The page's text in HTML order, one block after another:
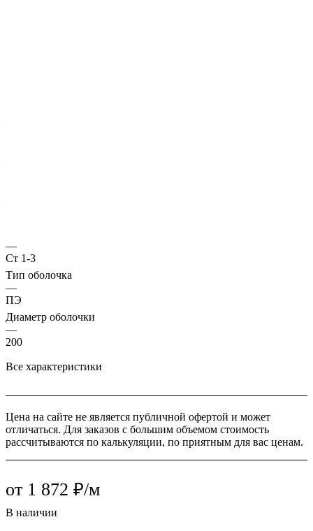
—
Ст 1-3
Тип оболочка
—
ПЭ
Диаметр оболочки
—
200
Все характеристики
Цена на сайте не является публичной офертой и может
отличаться. Для заказов с большим объемом стоимость
рассчитываются по калькуляции, по приятным для вас ценам.
от 1 872 ₽/м
В наличии